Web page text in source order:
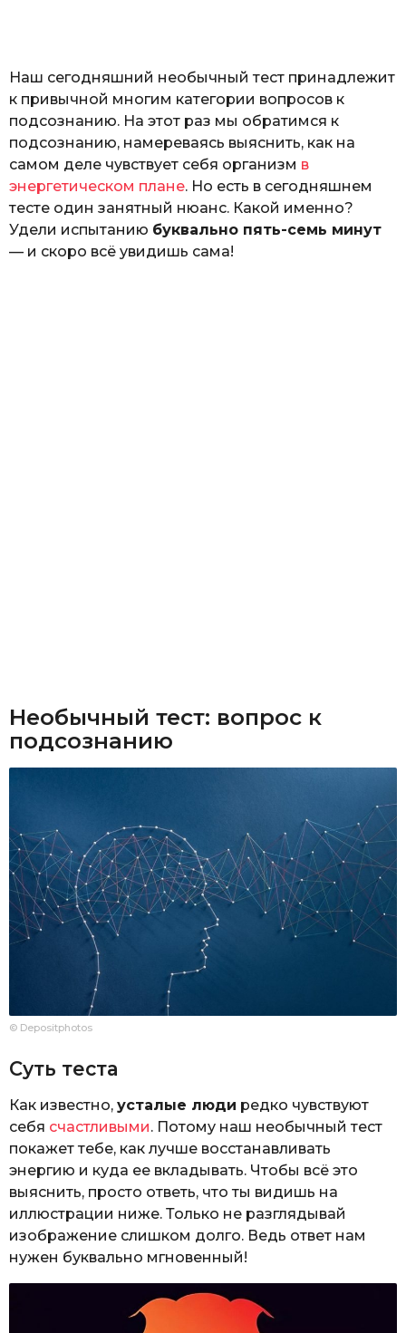
Наш сегодняшний необычный тест принадлежит
к привычной многим категории вопросов к
подсознанию. На этот раз мы обратимся к
подсознанию, намереваясь выяснить, как на
самом деле чувствует себя организм в
энергетическом плане. Но есть в сегодняшнем
тесте один занятный нюанс. Какой именно?
Удели испытанию буквально пять-семь минут
— и скоро всё увидишь сама!
Необычный тест: вопрос к
подсознанию
© Depositphotos
Суть теста
Как известно, усталые люди редко чувствуют
себя счастливыми. Потому наш необычный тест
покажет тебе, как лучше восстанавливать
энергию и куда ее вкладывать. Чтобы всё это
выяснить, просто ответь, что ты видишь на
иллюстрации ниже. Только не разглядывай
изображение слишком долго. Ведь ответ нам
нужен буквально мгновенный!